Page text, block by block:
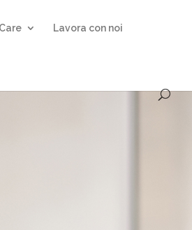
Lavora con noi